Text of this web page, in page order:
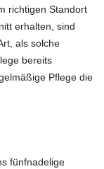
richtigen Standort
erhalten, sind
als solche
bereits
Pflege die
fünfnadelige